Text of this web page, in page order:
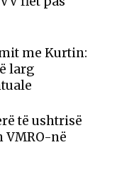
me Kurtin:
larg
të ushtrisë
VMRO-në